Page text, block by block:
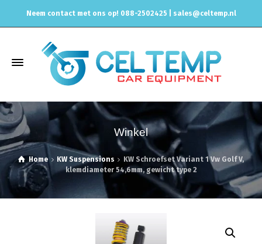
Neem contact met ons op! 088-2502425 | sales@celtemp.nl
Winkel
Home KW Suspensions
KW Schroefset Variant 1 Vw Golf V,
klemdiameter 54,6mm, gewicht type 2